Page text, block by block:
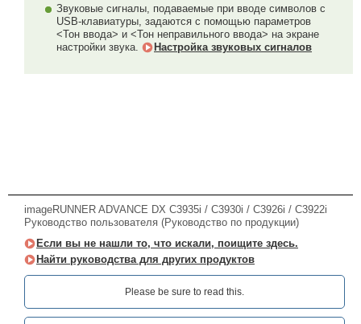
Звуковые сигналы, подаваемые при вводе символов с
USB-клавиатуры, задаются с помощью параметров
<Тон ввода> и <Тон неправильного ввода> на экране
настройки звука.
Настройка звуковых сигналов
imageRUNNER ADVANCE DX C3935i / C3930i / C3926i / C3922i
Руководство пользователя (Руководство по продукции)
Если вы не нашли то, что искали, поищите здесь.
Найти руководства для других продуктов
Please be sure to read this.‎